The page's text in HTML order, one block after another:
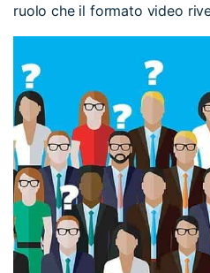
ruolo che il formato video